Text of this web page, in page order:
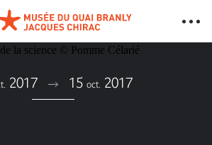
2017 15 oct. 2017